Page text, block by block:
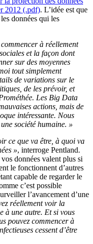
2012 (.pdf). L’idée est que
données qui les
à réellement
et la façon dont
sur des moyennes
tout simplement
de variations sur le
de les prévoir, et
Les Big Data
actions, mais de
intéressante. Nous
société humaine. »
ce que va être, à quoi va
», interroge Pentland.
données valent plus si
le fonctionnent d’autres
capable de regarder le
c’est possible
l’avancement d’une
réellement voir la
à une autre. Et si vous
pouvez commencer à
cessent d’être